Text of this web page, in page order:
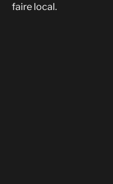
faire local.